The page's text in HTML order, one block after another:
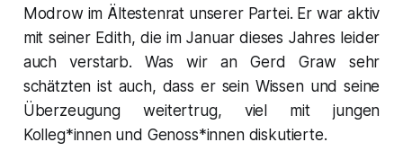
Modrow im Ältestenrat unserer Partei. Er war aktiv
mit seiner Edith, die im Januar dieses Jahres leider
auch verstarb. Was wir an Gerd Graw sehr
schätzten ist auch, dass er sein Wissen und seine
Überzeugung weitertrug, viel mit jungen
Kolleg*innen und Genoss*innen diskutierte.